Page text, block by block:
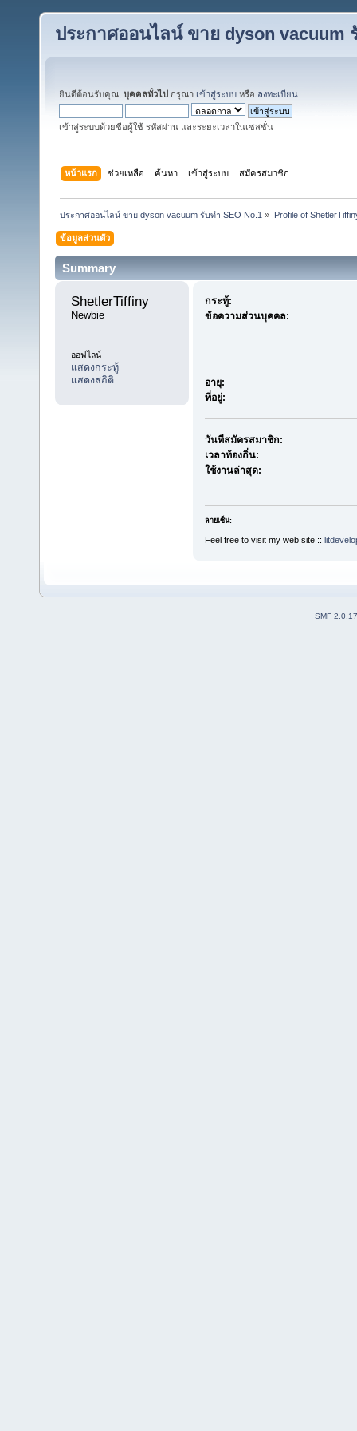
ประกาศออนไลน์ ขาย dyson vacuum
ยินดีต้อนรับคุณ, บุคคลทั่วไป กรุณา เข้าสู่ระบบ หรือ ลงทะเบียน
เข้าสู่ระบบด้วยชื่อผู้ใช้ รหัสผ่าน และระยะเวลาในเซสชั่น
หน้าแรก ช่วยเหลือ ค้นหา เข้าสู่ระบบ สมัครสมาชิก
ประกาศออนไลน์ ขาย dyson vacuum รับทำ SEO No.1 » Profile of
ข้อมูลส่วนตัว
Summary
ShetlerTiffiny
Newbie
ออฟไลน์
แสดงกระทู้
แสดงสถิติ
กระทู้:
ข้อความส่วนบุคคล:
อายุ:
ที่อยู่:
วันที่สมัครสมาชิก:
เวลาท้องถิ่น:
ใช้งานล่าสุด:
ลายเซ็น:
Feel free to visit my web site ::
SMF 2.0.17